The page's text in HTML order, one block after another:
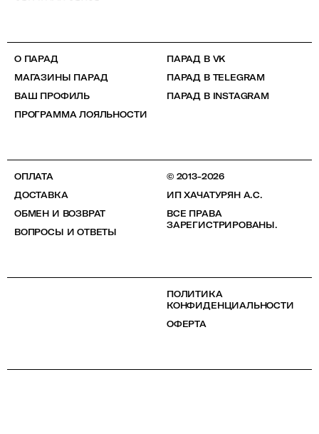
О ПАРАД
МАГАЗИНЫ ПАРАД
ВАШ ПРОФИЛЬ
ПРОГРАММА ЛОЯЛЬНОСТИ
ПАРАД В VK
ПАРАД В TELEGRAM
ПАРАД В INSTAGRAM
ОПЛАТА
ДОСТАВКА
ОБМЕН И ВОЗВРАТ
ВОПРОСЫ И ОТВЕТЫ
© 2013-2026
ИП ХАЧАТУРЯН А.С.
ВСЕ ПРАВА
ЗАРЕГИСТРИРОВАНЫ.
ПОЛИТИКА
КОНФИДЕНЦИАЛЬНОСТИ
ОФЕРТА